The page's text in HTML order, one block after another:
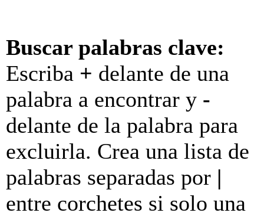
Buscar palabras clave:
Escriba + delante de una
palabra a encontrar y -
delante de la palabra para
excluirla. Crea una lista de
palabras separadas por |
entre corchetes si solo una